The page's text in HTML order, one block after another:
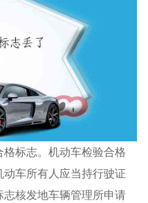
标志。机动车检验合格
车所有人应当持行驶证
核发地车辆管理所申请